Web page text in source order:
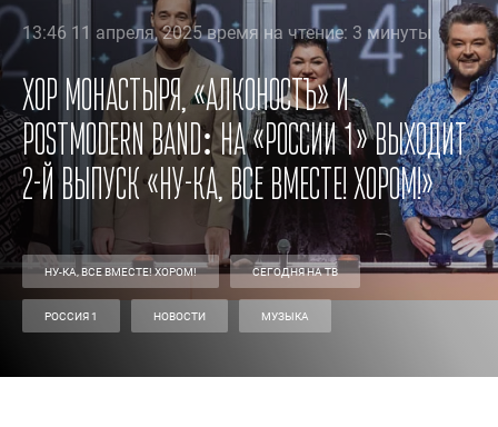
13:46 11 апреля, 2025 время на чтение: 3 минуты
Хор монастыря, «АлконостЪ» и
Postmodern Band: на «России 1» выходит
2-й выпуск «Ну-ка, все вместе! Хором!»
НУ-КА, ВСЕ ВМЕСТЕ! ХОРОМ! СЕГОДНЯ НА ТВ
РОССИЯ 1 НОВОСТИ МУЗЫКА